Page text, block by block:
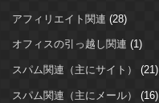
アフィリエイト関連 (28)
オフィスの引っ越し関連 (1)
スパム関連（主にサイト） (21)
スパム関連（主にメール） (16)